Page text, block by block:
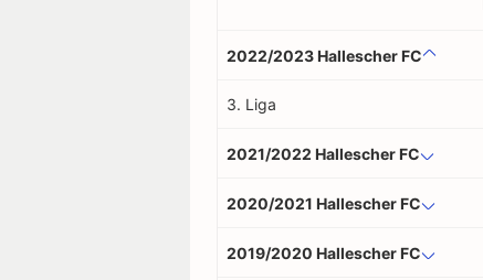
2022/2023 Hallescher FC
3. Liga
2021/2022 Hallescher FC
2020/2021 Hallescher FC
2019/2020 Hallescher FC